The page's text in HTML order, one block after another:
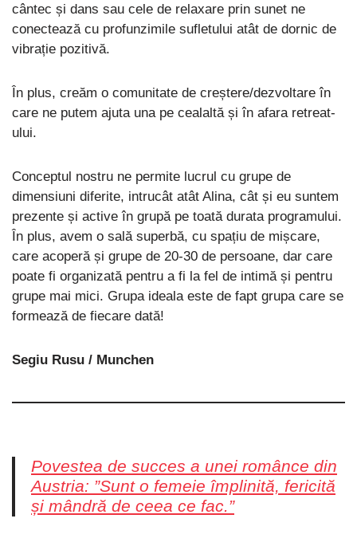
cântec și dans sau cele de relaxare prin sunet ne
conectează cu profunzimile sufletului atât de dornic de
vibrație pozitivă.
În plus, creăm o comunitate de creștere/dezvoltare în
care ne putem ajuta una pe cealaltă și în afara retreat-
ului.
Conceptul nostru ne permite lucrul cu grupe de
dimensiuni diferite, intrucât atât Alina, cât și eu suntem
prezente și active în grupă pe toată durata programului.
În plus, avem o sală superbă, cu spațiu de mișcare,
care acoperă și grupe de 20-30 de persoane, dar care
poate fi organizată pentru a fi la fel de intimă și pentru
grupe mai mici. Grupa ideala este de fapt grupa care se
formează de fiecare dată!
Segiu Rusu / Munchen
Povestea de succes a unei românce din
Austria: ”Sunt o femeie împlinită, fericită
și mândră de ceea ce fac.”